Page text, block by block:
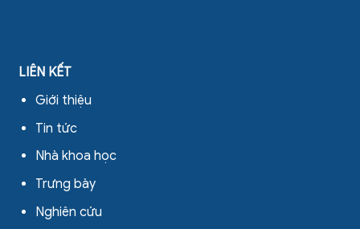
LIÊN KẾT
Giới thiệu
Tin tức
Nhà khoa học
Trưng bày
Nghiên cứu